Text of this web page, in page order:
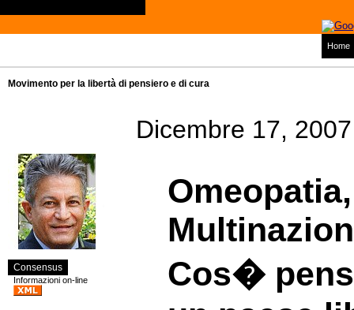
Home
Movimento per la libertà di pensiero e di cura
Consensus
Informazioni on-line
Dicembre 17, 2007
Cos�